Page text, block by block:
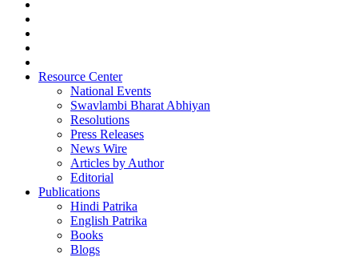
Resource Center
National Events
Swavlambi Bharat Abhiyan
Resolutions
Press Releases
News Wire
Articles by Author
Editorial
Publications
Hindi Patrika
English Patrika
Books
Blogs